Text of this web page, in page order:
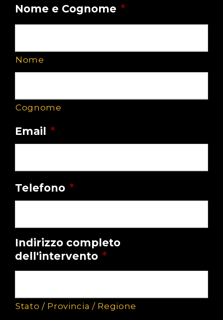
Nome e Cognome *
Nome
Cognome
Email *
Telefono *
Indirizzo completo
dell'intervento *
Stato / Provincia / Regione